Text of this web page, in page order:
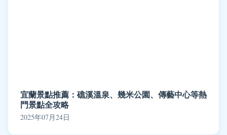
宜蘭景點推薦：礁溪溫泉、幾米公園、傳藝中心等熱
門景點全攻略
2025年07月24日